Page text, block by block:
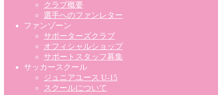
クラブ概要
選手へのファンレター
ファンゾーン
サポーターズクラブ
オフィシャルショップ
サポートスタッフ募集
サッカースクール
ジュニアユース U-15
スクールについて